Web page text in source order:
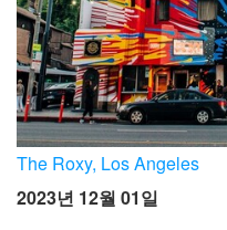
The Roxy, Los Angeles
2023년 12월 01일